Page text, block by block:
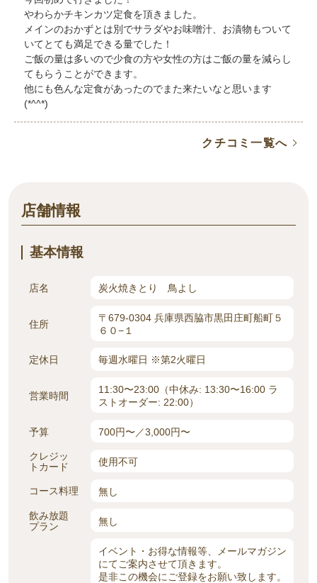
やわらかチキンカツ定食を頂きました。
メインのおかずとは別でサラダやお味噌汁、お漬物もついて
いてとても満足できる量でした！
ご飯の量は多いので少食の方や女性の方はご飯の量を減らし
てもらうことができます。
他にも色んな定食があったのでまた来たいなと思います
(*^^*)
クチコミ一覧へ
店舗情報
基本情報
店名 炭火焼きとり 鳥よし
住所
〒679-0304 兵庫県西脇市黒田庄町船町５
６０−１
定休日 毎週水曜日 ※第2火曜日
営業時間
11:30〜23:00（中休み: 13:30〜16:00 ラ
ストオーダー: 22:00）
予算 700円〜／3,000円〜
クレジッ
トカード
使用不可
コース料理 無し
飲み放題
プラン
無し
イベント・お得な情報等、メールマガジン
にてご案内させて頂きます。
是非この機会にご登録をお願い致します。